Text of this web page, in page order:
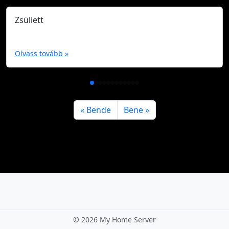
Zsüliett
Olvass tovább »
Bende Bene
© 2026 My Home Server